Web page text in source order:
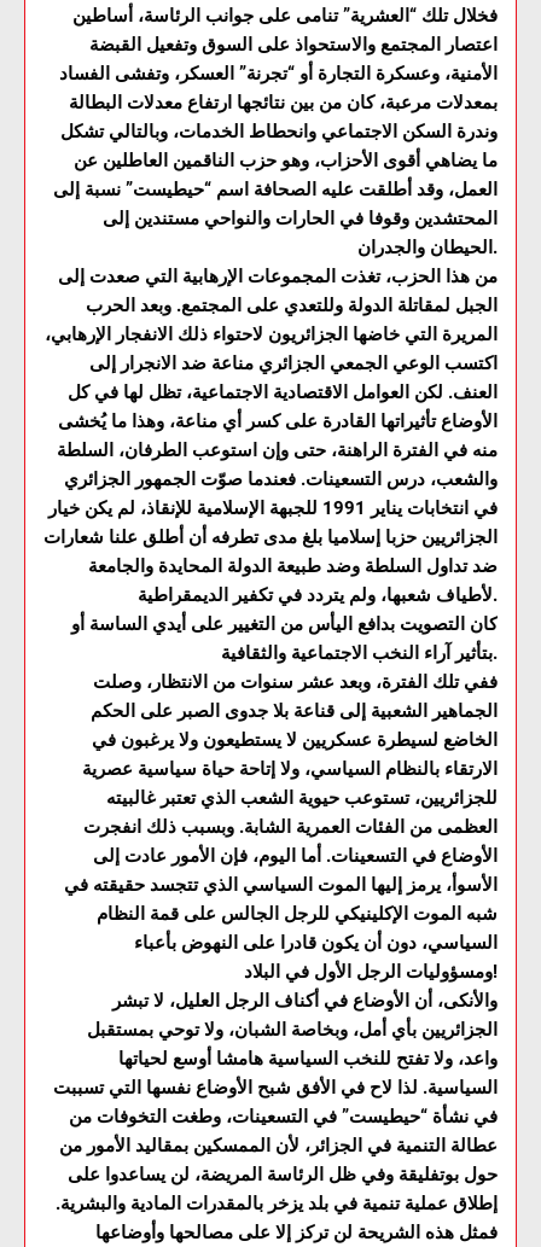
فخلال تلك “العشرية” تنامى على جوانب الرئاسة، أساطين
اعتصار المجتمع والاستحواذ على السوق وتفعيل القبضة
الأمنية، وعسكرة التجارة أو “تجرنة” العسكر، وتفشى الفساد
بمعدلات مرعبة، كان من بين نتائجها ارتفاع معدلات البطالة
وندرة السكن الاجتماعي وانحطاط الخدمات، وبالتالي تشكل
ما يضاهي أقوى الأحزاب، وهو حزب الناقمين العاطلين عن
العمل، وقد أطلقت عليه الصحافة اسم “حيطيست” نسبة إلى
المحتشدين وقوفا في الحارات والنواحي مستندين إلى
الحيطان والجدران.
من هذا الحزب، تغذت المجموعات الإرهابية التي صعدت إلى
الجبل لمقاتلة الدولة وللتعدي على المجتمع. وبعد الحرب
المريرة التي خاضها الجزائريون لاحتواء ذلك الانفجار الإرهابي،
اكتسب الوعي الجمعي الجزائري مناعة ضد الانجرار إلى
العنف. لكن العوامل الاقتصادية الاجتماعية، تظل لها في كل
الأوضاع تأثيراتها القادرة على كسر أي مناعة، وهذا ما يُخشى
منه في الفترة الراهنة، حتى وإن استوعب الطرفان، السلطة
والشعب، درس التسعينات. فعندما صوّت الجمهور الجزائري
في انتخابات يناير 1991 للجبهة الإسلامية للإنقاذ، لم يكن خيار
الجزائريين حزبا إسلاميا بلغ مدى تطرفه أن أطلق علنا شعارات
ضد تداول السلطة وضد طبيعة الدولة المحايدة والجامعة
لأطياف شعبها، ولم يتردد في تكفير الديمقراطية.
كان التصويت بدافع اليأس من التغيير على أيدي الساسة أو
بتأثير آراء النخب الاجتماعية والثقافية.
ففي تلك الفترة، وبعد عشر سنوات من الانتظار، وصلت
الجماهير الشعبية إلى قناعة بلا جدوى الصبر على الحكم
الخاضع لسيطرة عسكريين لا يستطيعون ولا يرغبون في
الارتقاء بالنظام السياسي، ولا إتاحة حياة سياسية عصرية
للجزائريين، تستوعب حيوية الشعب الذي تعتبر غالبيته
العظمى من الفئات العمرية الشابة. وبسبب ذلك انفجرت
الأوضاع في التسعينات. أما اليوم، فإن الأمور عادت إلى
الأسوأ، يرمز إليها الموت السياسي الذي تتجسد حقيقته في
شبه الموت الإكلينيكي للرجل الجالس على قمة النظام
السياسي، دون أن يكون قادرا على النهوض بأعباء
ومسؤوليات الرجل الأول في البلاد!
والأنكى، أن الأوضاع في أكناف الرجل العليل، لا تبشر
الجزائريين بأي أمل، وبخاصة الشبان، ولا توحي بمستقبل
واعد، ولا تفتح للنخب السياسية هامشا أوسع لحياتها
السياسية. لذا لاح في الأفق شبح الأوضاع نفسها التي تسببت
في نشأة “حيطيست” في التسعينات، وطغت التخوفات من
عطالة التنمية في الجزائر، لأن الممسكين بمقاليد الأمور من
حول بوتفليقة وفي ظل الرئاسة المريضة، لن يساعدوا على
إطلاق عملية تنمية في بلد يزخر بالمقدرات المادية والبشرية.
فمثل هذه الشريحة لن تركز إلا على مصالحها وأوضاعها